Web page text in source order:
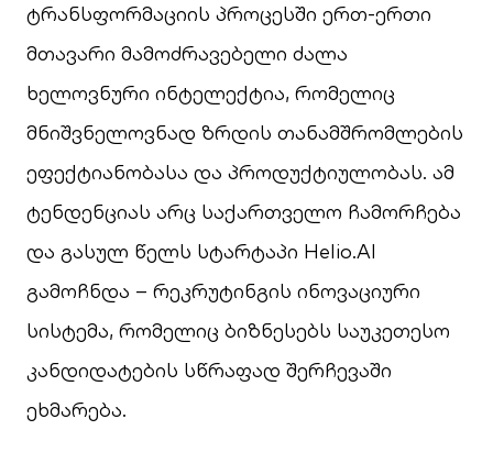
ტრანსფორმაციის პროცესში ერთ-ერთი
მთავარი მამოძრავებელი ძალა
ხელოვნური ინტელექტია, რომელიც
მნიშვნელოვნად ზრდის თანამშრომლების
ეფექტიანობასა და პროდუქტიულობას. ამ
ტენდენციას არც საქართველო ჩამორჩება
და გასულ წელს სტარტაპი Helio.AI
გამოჩნდა – რეკრუტინგის ინოვაციური
სისტემა, რომელიც ბიზნესებს საუკეთესო
კანდიდატების სწრაფად შერჩევაში
ეხმარება.